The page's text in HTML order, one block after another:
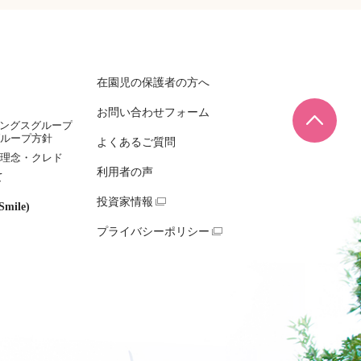
ページ
グスグループ
ープ方針
念・クレド
在園児の保護者の方へ
お問い合わせフォーム
よくあるご質問
利用者の声
投資家情報
プライバシーポリシー